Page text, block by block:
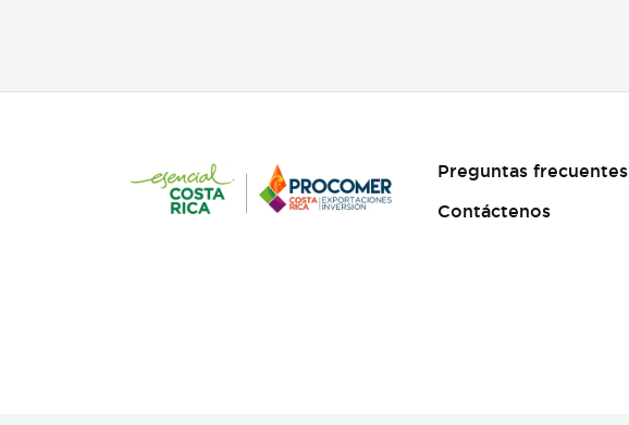
Preguntas frecuentes
Contáctenos